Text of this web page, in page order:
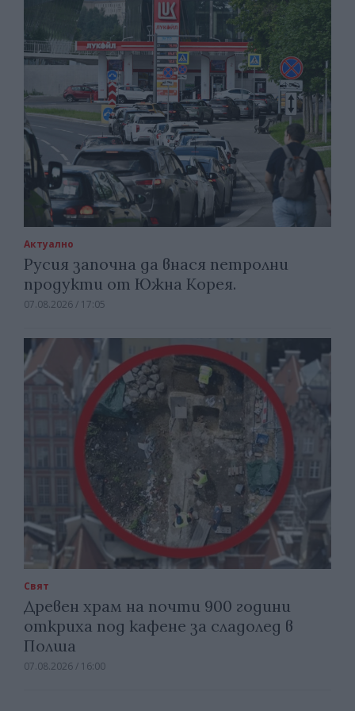
Актуално
Русия започна да внася петролни
продукти от Южна Корея.
07.08.2026 / 17:05
Свят
Древен храм на почти 900 години
откриха под кафене за сладолед в
Полша
07.08.2026 / 16:00